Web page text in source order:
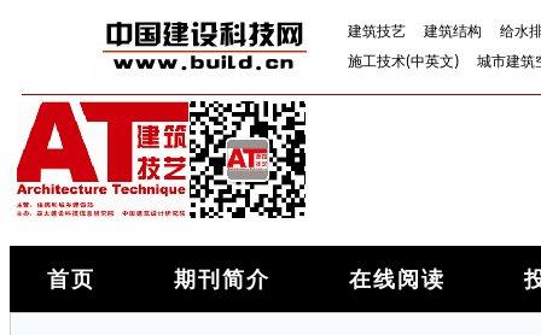
建筑技艺 建筑结构
给水
施工技术(中英文)
城市建筑
首页 期刊简介 在线阅读